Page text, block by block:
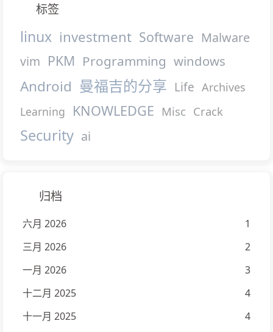
标签
linux investment Software Malware
vim PKM Programming windows
Android 曼福吉的分享 Life Archives
Learning
KNOWLEDGE Misc Crack
Security ai
归档
六月 2026
1
三月 2026
2
一月 2026
3
十二月 2025
4
十一月 2025
4